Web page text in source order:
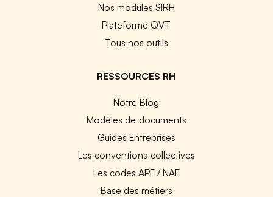
Nos modules SIRH
Plateforme QVT
Tous nos outils
RESSOURCES RH
Notre Blog
Modèles de documents
Guides Entreprises
Les conventions collectives
Les codes APE / NAF
Base des métiers